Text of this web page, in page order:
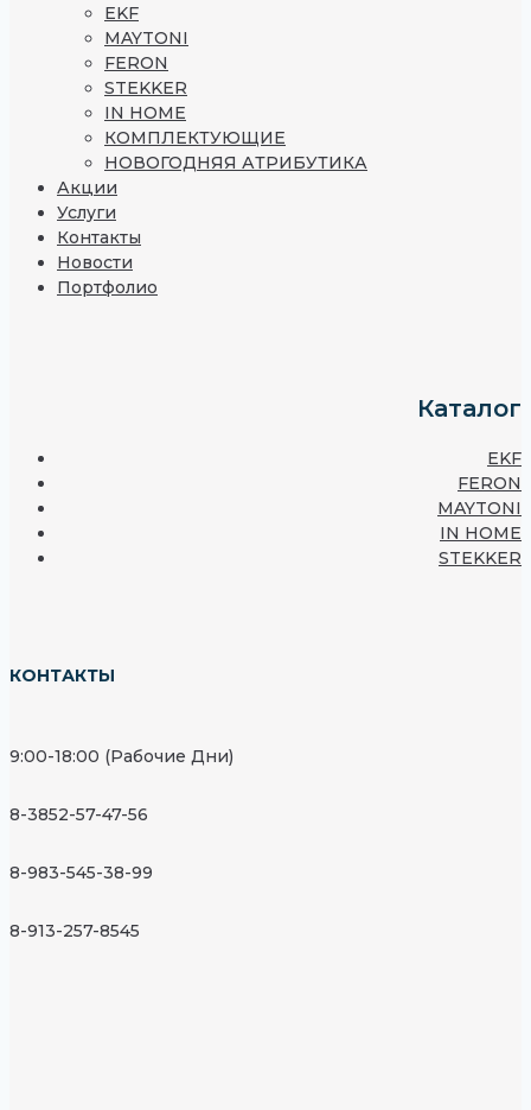
EKF
MAYTONI
FERON
STEKKER
IN HOME
КОМПЛЕКТУЮЩИЕ
НОВОГОДНЯЯ АТРИБУТИКА
Акции
Услуги
Контакты
Новости
Портфолио
Каталог
EKF
FERON
MAYTONI
IN HOME
STEKKER
КОНТАКТЫ
9:00-18:00 (Рабочие Дни)
8-3852-57-47-56
8-983-545-38-99
8-913-257-8545